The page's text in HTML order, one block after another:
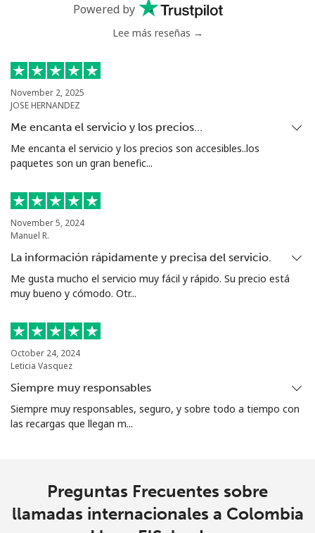
Powered by
Lee más reseñas →
November 2, 2025
JOSE HERNANDEZ
Me encanta el servicio y los precios…
Me encanta el servicio y los precios son accesibles..los
paquetes son un gran benefic...
November 5, 2024
Manuel R.
La información rápidamente y precisa del servicio.
Me gusta mucho el servicio muy fácil y rápido. Su precio está
muy bueno y cómodo. Otr...
October 24, 2024
Leticia Vasquez
Siempre muy responsables
Siempre muy responsables, seguro, y sobre todo a tiempo con
las recargas que llegan m...
Preguntas Frecuentes sobre
llamadas internacionales a Colombia